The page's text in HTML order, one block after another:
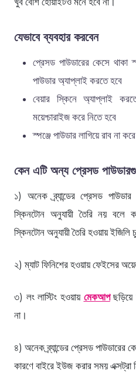
যেভাবে ব্যবহার করবেন
প্রেসড পাউডারের কেসে থাকা
পাউডার অ্যাপ্লাই করতে হবে
বেয়ার স্কিনে অ্যাপ্লাই
ময়েশ্চারাইজ করে নিতে হবে
স্পঞ্জে পাউডার লাগিয়ে রাব না
কেন এটি অন্য প্রেসড
১) অনেক ব্র্যান্ডের প্রেসড
স্কিনটোন অনুযায়ী তৈরি নয় বলে
স্কিনটোন অনুযায়ী তৈরি হওয়ায় ইজিলি
২) ম্যাট ফিনিশের হওয়ায় ফেইসের
৩) লং লাস্টিং হওয়ায় মেকআপছড়িয়ে
না।
৪) অনেক ব্র্যান্ডের প্রেসড পাউডারের
কারণে বাইরে ইউজ করার সময়